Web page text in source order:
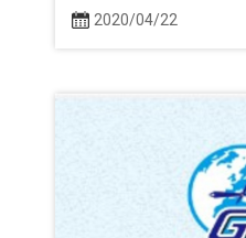
2020/04/22